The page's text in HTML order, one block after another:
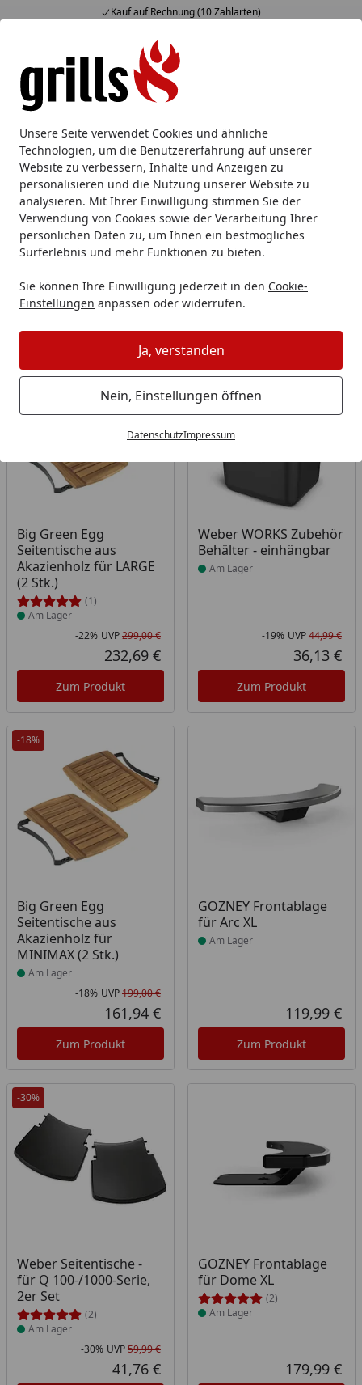
Unsere Seite verwendet Cookies und ähnliche
Technologien, um die Benutzererfahrung auf unserer
Website zu verbessern, Inhalte und Anzeigen zu
personalisieren und die Nutzung unserer Website zu
analysieren. Mit Ihrer Einwilligung stimmen Sie der
Verwendung von Cookies sowie der Verarbeitung Ihrer
persönlichen Daten zu, um Ihnen ein bestmögliches
Surferlebnis und mehr Funktionen zu bieten.
Sie können Ihre Einwilligung jederzeit in den Cookie-
Einstellungen anpassen oder widerrufen.
Ja, verstanden
Nein, Einstellungen öffnen
DatenschutzImpressum
Kauf auf Rechnung (10 Zahlarten)
Alle Produkte
Mein Konto
Suchen
Startseite
Grillzubehör Grilltische, Ablagen & Gestelle
Ablagen & Seitentische
Ihre Artikelübersicht
Kategorien
Filter / Sortierung
39 Artikel gefunden
Bestseller -22%
Big Green Egg
Seitentische aus
Akazienholz für LARGE
(2 Stk.)
(1)
Produkt am Lager
Am Lager
Rabatt in Prozent
-22%
Ursprünglicher Preis
UVP299,00 €
Aktueller Preis
232,69 €
Zum Produkt
-19%
Weber WORKS Zubehör
Behälter - einhängbar
Produkt am Lager
Am Lager
-19% UVP44,99 €
36,13 €
Zum Produkt
-18%
Big Green Egg
Seitentische aus
Akazienholz für
MINIMAX (2 Stk.)
Produkt am Lager
Am Lager
Rabatt in Prozent
-18%
Ursprünglicher Preis
UVP199,00 €
Aktueller Preis
161,94 €
Zum Produkt
GOZNEY Frontablage
für Arc XL
Produkt am Lager
Am Lager
119,99 €
Zum Produkt
-30%
Weber Seitentische -
für Q 100-/1000-Serie,
2er Set
(2)
Produkt am Lager
Am Lager
Rabatt in Prozent
-30%
Ursprünglicher Preis
UVP59,99 €
Aktueller Preis
41,76 €
GOZNEY Frontablage
für Dome XL
(2)
Produkt am Lager
Am Lager
179,99 €